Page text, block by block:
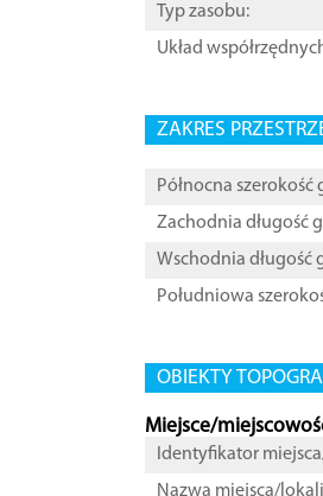
Typ zasobu:
Układ
ZAKRES
Północna szerokość
Zachodnia długość
Wschodnia długość
Południowa
OBIEKTY
Miejsce/
Identyfikator
Nazwa miejsca/